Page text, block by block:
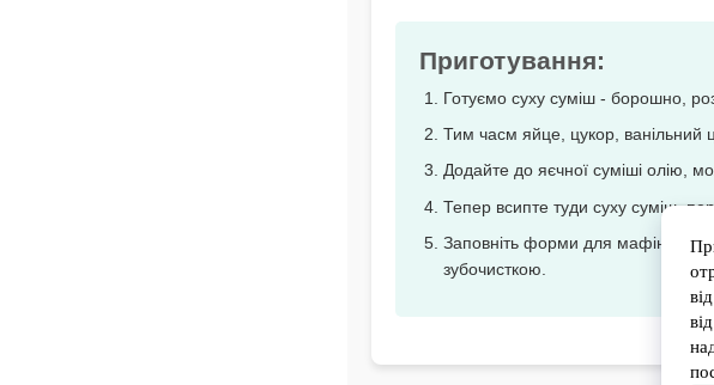
Приготування:
Готуємо суху суміш - борошно,
Тим часм яйце, цукор, ванільний
Додайте до яєчної суміші олію,
Тепер всипте туди суху суміш,
Заповніть форми для мафінів на
зубочисткою.